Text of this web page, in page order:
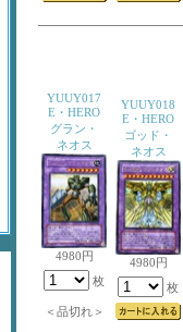
YUUY017
E・HERO
グラン・
ネオス
4980円
枚
＜品切れ＞
YUUY018
E・HERO
ゴッド・
ネオス
4980円
枚